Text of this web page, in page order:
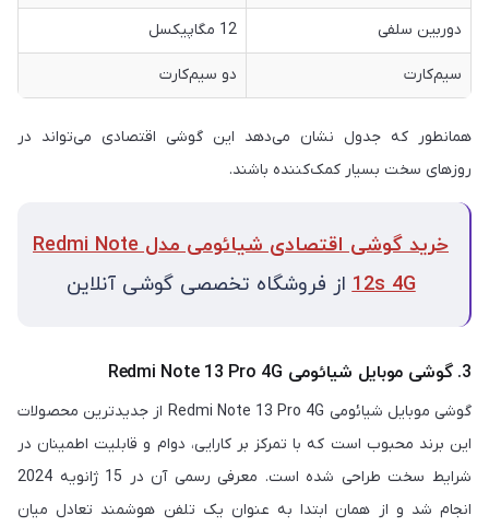
دوربین سلفی 12 مگاپیکسل
سیم‌کارت دو سیم‌کارت
همانطور که جدول نشان می‌دهد این گوشی اقتصادی می‌تواند در
روزهای سخت بسیار کمک‌کننده باشند.
خرید گوشی اقتصادی شیائومی مدل Redmi Note
12s 4G از فروشگاه تخصصی گوشی آنلاین
3. گوشی موبایل شیائومی Redmi Note 13 Pro 4G
گوشی موبایل شیائومی Redmi Note 13 Pro 4G از جدیدترین محصولات
این برند محبوب است که با تمرکز بر کارایی، دوام و قابلیت اطمینان در
شرایط سخت طراحی شده است. معرفی رسمی آن در 15 ژانویه 2024
انجام شد و از همان ابتدا به عنوان یک تلفن هوشمند تعادل میان